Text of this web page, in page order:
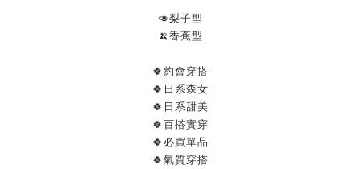
🥑梨子型
🍌香蕉型
🍀約會穿搭
🍀日系森女
🍀日系甜美
🍀百搭實穿
🍀必買單品
🍀氣質穿搭